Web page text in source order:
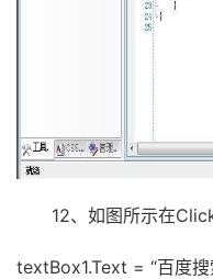
12、如图所示在Click
textBox1.Text = “百度